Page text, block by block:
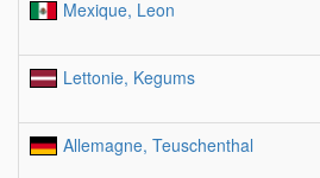
Mexique, Leon
Lettonie, Kegums
Allemagne, Teuschenthal